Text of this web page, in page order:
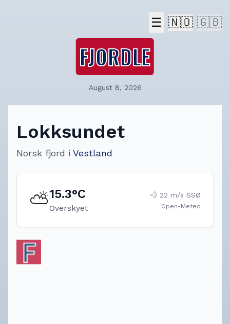
☰ 🇳🇴 🇬🇧
FJORDLE
August 8, 2026
Lokksundet
Norsk fjord i Vestland
⛅15.3°C
Overskyet
💨 22 m/s SSØ
Open-Meteo